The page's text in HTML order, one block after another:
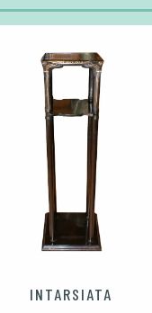
INTARSIATA